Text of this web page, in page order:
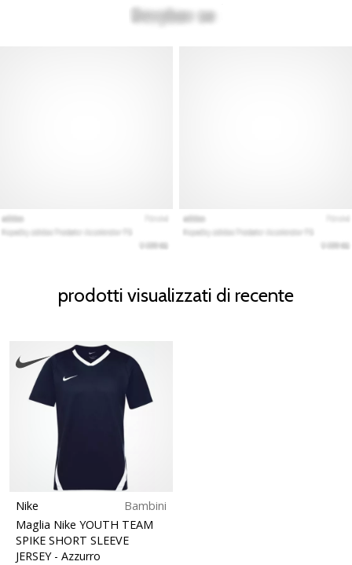
prodotti visualizzati di recente
Nike
Bambini
Maglia Nike YOUTH TEAM
SPIKE SHORT SLEEVE
JERSEY - Azzurro